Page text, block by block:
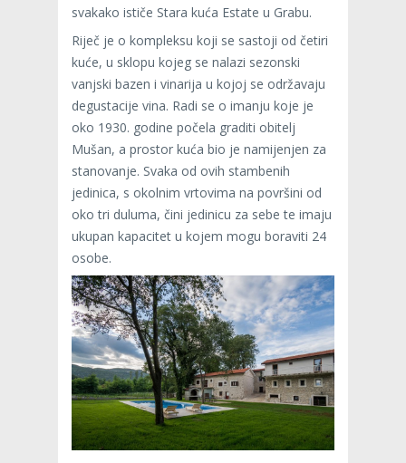
svakako ističe Stara kuća Estate u Grabu.
Riječ je o kompleksu koji se sastoji od četiri
kuće, u sklopu kojeg se nalazi sezonski
vanjski bazen i vinarija u kojoj se održavaju
degustacije vina. Radi se o imanju koje je
oko 1930. godine počela graditi obitelj
Mušan, a prostor kuća bio je namijenjen za
stanovanje. Svaka od ovih stambenih
jedinica, s okolnim vrtovima na površini od
oko tri duluma, čini jedinicu za sebe te imaju
ukupan kapacitet u kojem mogu boraviti 24
osobe.